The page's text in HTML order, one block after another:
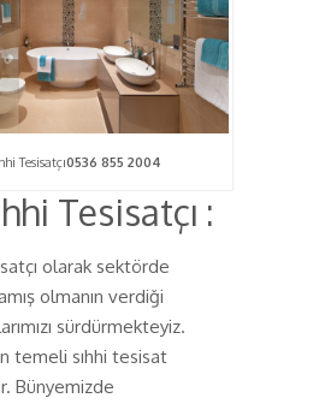
Tesisatçı0536 855 2004
Tesisatçı :
olarak sektörde
olmanın verdiği
sürdürmekteyiz.
temeli sıhhi tesisat
Bünyemizde